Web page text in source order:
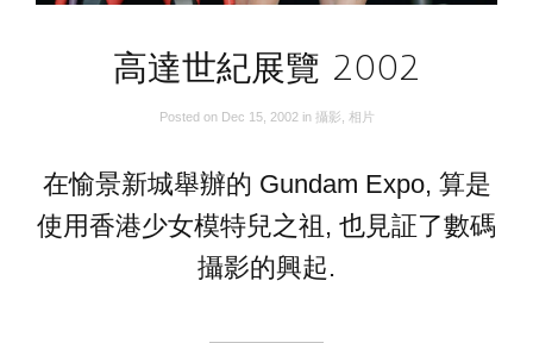
高達世紀展覽 2002
Posted on Dec 15, 2002 in 攝影 相片
在愉景新城舉辦的 Gundam Expo, 算是
使用香港少女模特兒之祖, 也見証了數碼
攝影的興起.